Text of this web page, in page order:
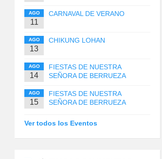
AGO
11
CARNAVAL DE VERANO
AGO
13
CHIKUNG LOHAN
AGO
14
FIESTAS DE NUESTRA
SEÑORA DE BERRUEZA
AGO
15
FIESTAS DE NUESTRA
SEÑORA DE BERRUEZA
Ver todos los Eventos